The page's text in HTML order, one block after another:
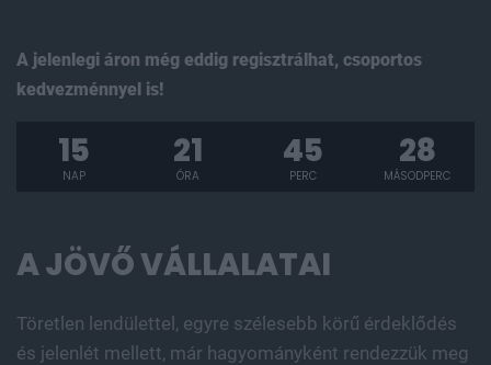
A jelenlegi áron még eddig regisztrálhat, csoportos
kedvezménnyel is!
15
NAP
21
ÓRA
45
PERC
27
MÁSODPERC
A JÖVŐ VÁLLALATAI
Töretlen lendülettel, egyre szélesebb körű érdeklődés
és jelenlét mellett, már hagyományként rendezzük meg